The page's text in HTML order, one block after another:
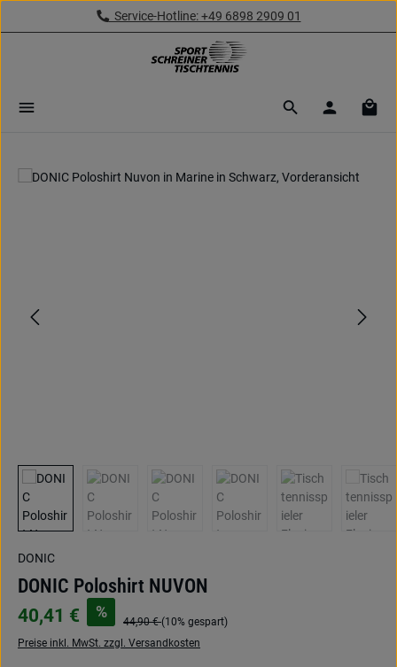
Zum Hauptinhalt springenService-Hotline: +49 6898 2909 01
Bildergalerie überspringen
DONIC
DONIC Poloshirt NUVON
40,41 € %
44,90 €(10% gespart)
Preise inkl. MwSt. zzgl. Versandkosten